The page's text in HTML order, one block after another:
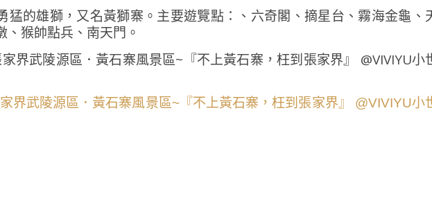
猛的雄獅，又名黃獅寨。主要遊覽點：、六奇閣、摘星台、霧海金龜、
、猴帥點兵、南天門。